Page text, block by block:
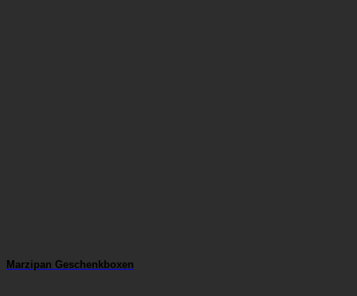
Marzipan Geschenkboxen